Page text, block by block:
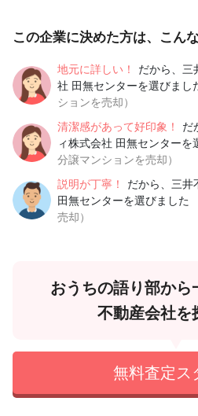
この企業に決めた方は、こん
地元に詳しい！
だから、三
社 田無センターを選びまし
ションを売却）
清潔感があって好印象！
だ
ィ株式会社 田無センターを
分譲マンションを売却）
説明が丁寧！
だから、三井
田無センターを選びました
売却）
おうちの語り部から
不動産会社を
無料査定ス